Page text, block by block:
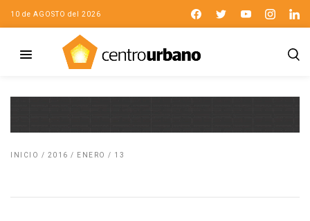
10 de AGOSTO del 2026
INICIO / 2016 / ENERO / 13